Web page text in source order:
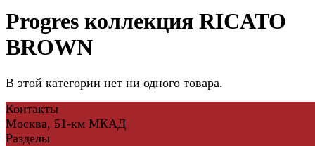
Progres коллекция RICATO
BROWN
В этой категории нет ни одного товара.
Контакты
Москва, 51-км МКАД
Разделы